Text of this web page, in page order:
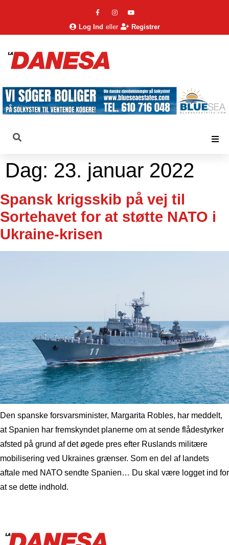
Log Ind eller Registrer
Dag: 23. januar 2022
Spansk krigsskib på vej til
Sortehavet for at støtte NATO i
Ukraine-krisen
Den spanske forsvarsminister, Margarita Robles, har meddelt,
at Spanien har fremskyndet planerne om at sende flådestyrker
afsted på grund af det øgede pres efter Ruslands militære
mobilisering ved Ukraines grænser. Som en del af landets
aftale med NATO sendte Spanien… Du skal være logget ind for
at se dette indhold.